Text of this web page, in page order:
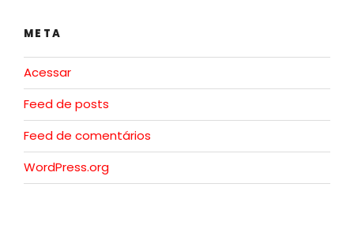
META
Acessar
Feed de posts
Feed de comentários
WordPress.org